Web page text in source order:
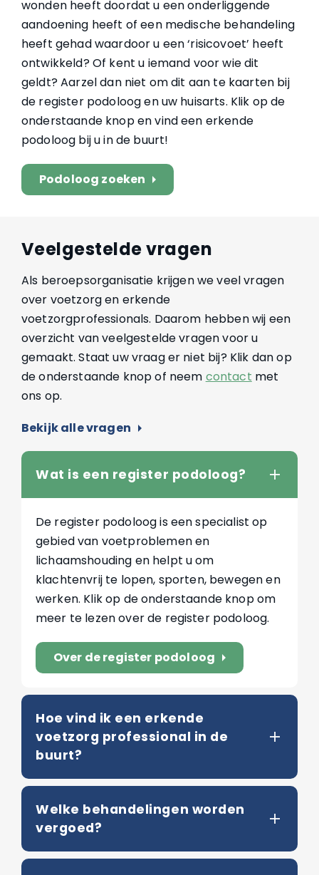
wonden heeft doordat u een onderliggende
aandoening heeft of een medische behandeling
heeft gehad waardoor u een ‘risicovoet’ heeft
ontwikkeld? Of kent u iemand voor wie dit
geldt? Aarzel dan niet om dit aan te kaarten bij
de register podoloog en uw huisarts. Klik op de
onderstaande knop en vind een erkende
podoloog bij u in de buurt!
Podoloog zoeken arrow_right
Veelgestelde vragen
Als beroepsorganisatie krijgen we veel vragen
over voetzorg en erkende
voetzorgprofessionals. Daarom hebben wij een
overzicht van veelgestelde vragen voor u
gemaakt. Staat uw vraag er niet bij? Klik dan op
de onderstaande knop of neem contact met
ons op.
Bekijk alle vragen arrow_right
Wat is een register podoloog?
De register podoloog is een specialist op
gebied van voetproblemen en
lichaamshouding en helpt u om
klachtenvrij te lopen, sporten, bewegen en
werken. Klik op de onderstaande knop om
meer te lezen over de register podoloog.
Over de register podoloog arrow_right
Hoe vind ik een erkende
voetzorg professional in de
buurt?
Welke behandelingen worden
vergoed?